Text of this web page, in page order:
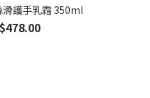
護手乳霜 350ml